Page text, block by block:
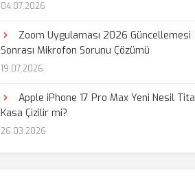
04.07.2026
Zoom Uygulaması 2026 Güncellemesi
Sonrası Mikrofon Sorunu Çözümü
19.07.2026
Apple iPhone 17 Pro Max Yeni Nesil
Kasa Çizilir mi?
26.03.2026